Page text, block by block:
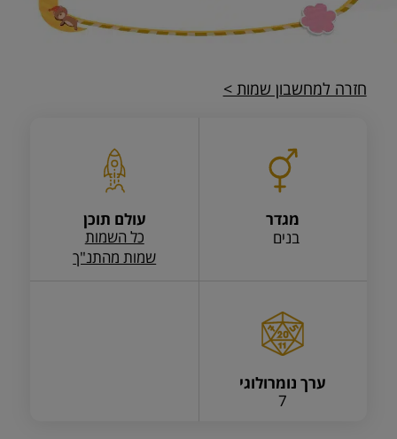
חזרה למחשבון שמות >
מגדר
בנים
עולם תוכן
כל השמות
שמות מהתנ"ך
ערך נומרולוגי
7